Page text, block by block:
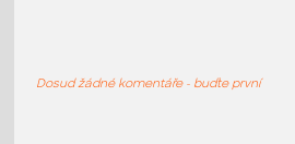
Dvacetistěn
Dosud žádné komentáře - buďte první